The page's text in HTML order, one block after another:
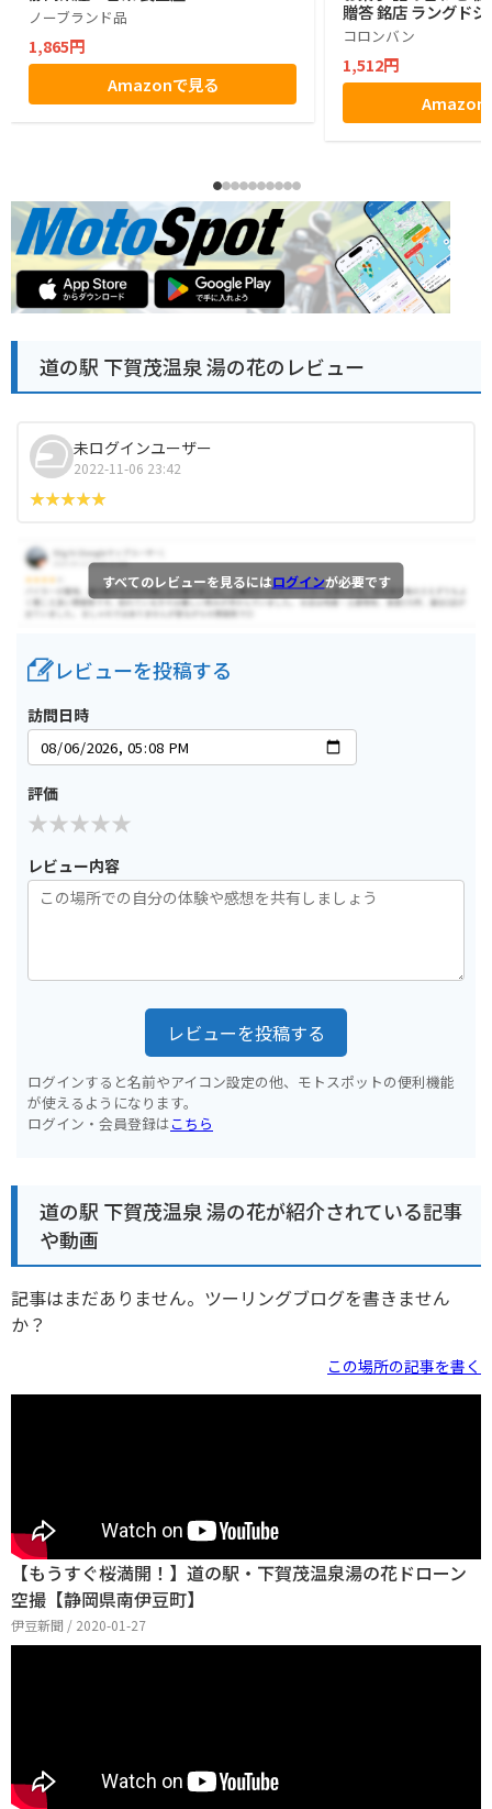
ノーブランド品
1,865円
Amazonで見る
贈答 銘店 ラングド
コロンバン
1,512円
Amazon
道の駅 下賀茂温泉 湯の花のレビュー
未ログインユーザー
2022-11-06 23:42
すべてのレビューを見るにはログインが必要です
レビューを投稿する
訪問日時
評価
レビュー内容
レビューを投稿する
ログインすると名前やアイコン設定の他、モトスポットの便利機能
が使えるようになります。
ログイン・会員登録はこちら
道の駅 下賀茂温泉 湯の花が紹介されている記事
や動画
記事はまだありません。ツーリングブログを書きません
か？
この場所の記事を書く
【もうすぐ桜満開！】道の駅・下賀茂温泉湯の花ドローン
空撮【静岡県南伊豆町】
伊豆新聞 / 2020-01-27